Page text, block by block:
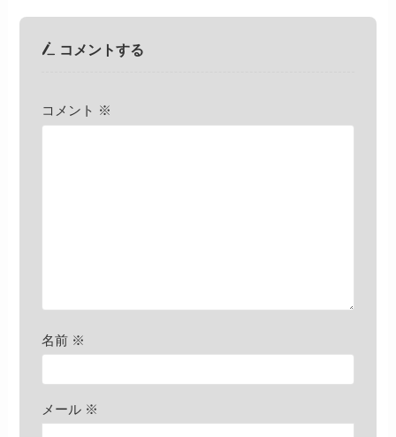
コメントする
コメント ※
名前 ※
メール ※